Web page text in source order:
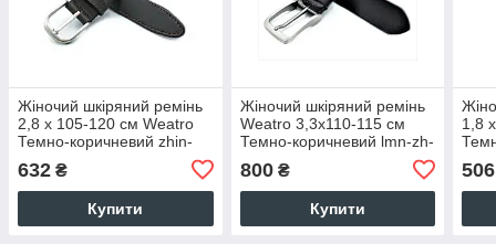
Жіночий шкіряний ремінь
2,8 х 105-120 см Weatro
Темно-коричневий zhin-
632 ₴
Купити
Жіночий шкіряний ремінь
Weatro 3,3х110-115 см
Темно-коричневий lmn-zh-
800₴
Купити
1,8
506